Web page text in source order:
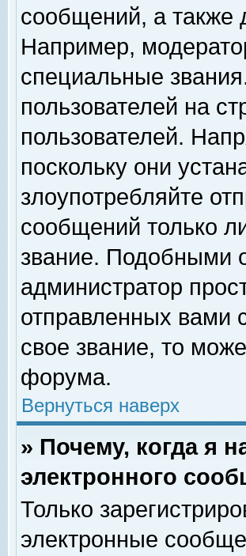
сообщений, а также
Например,
специальные
пользователей на
пользователей.
поскольку они
злоупотребляйте
сообщений только
звание. Подобными
администратор
отправленных вами
свое звание, то
форума.
Вернуться наверх
» Почему, когда я
электронного
Только
электронные